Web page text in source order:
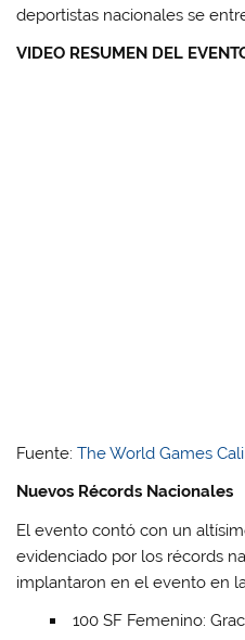
deportistas nacionales se
VIDEO RESUMEN DEL
Fuente:The World Games
Nuevos Récords Nacionales
El evento contó con un
evidenciado por los récords
implantaron en el evento en
100 SF Femenino: